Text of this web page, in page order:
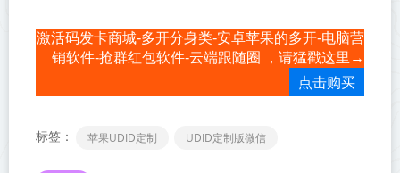
激活码发卡商城-多开分身类-安卓苹果的多开-电脑营
销软件-抢群红包软件-云端跟随圈 ，请猛戳这里→
点击购买
标签： 苹果UDID定制 UDID定制版微信